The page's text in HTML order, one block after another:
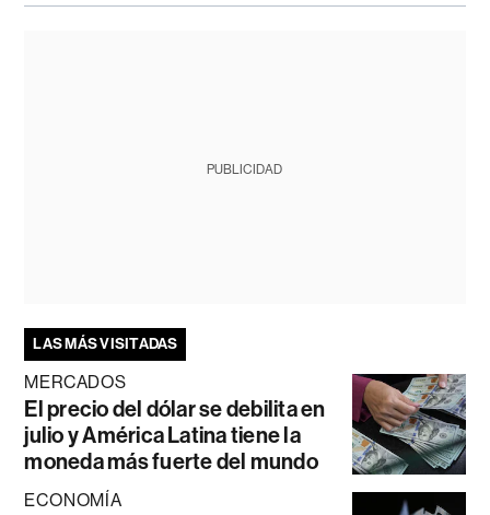
PUBLICIDAD
LAS MÁS VISITADAS
MERCADOS
El precio del dólar se debilita en
julio y América Latina tiene la
moneda más fuerte del mundo
ECONOMÍA